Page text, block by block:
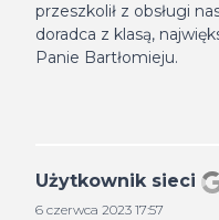
przeszkolił z obsługi
doradca z klasą,
Panie Bartłomieju.
Użytkownik sieci
6 czerwca 2023 17:57